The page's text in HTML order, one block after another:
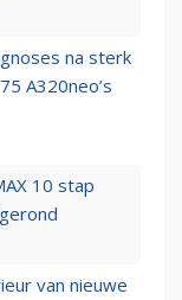
na sterk
A320neo’s
10 stap
van nieuwe